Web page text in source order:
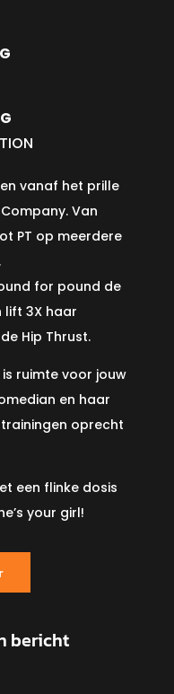
vanaf het prille
Van
PT op meerdere
for pound de
lift 3X haar
Hip Thrust.
ruimte voor jouw
en haar
oprecht
een flinke dosis
your girl!
bericht